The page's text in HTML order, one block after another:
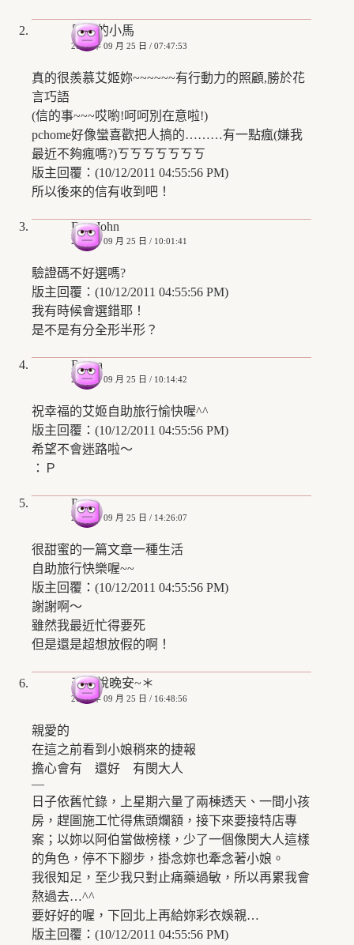
思考的小馬
2008 年 09 月 25 日 / 07:47:53
真的很羨慕艾姬妳~~~~~~有行動力的照顧,勝於花
言巧語
(信的事~~~哎喲!呵呵別在意啦!)
pchome好像蠻喜歡把人搞的………有一點瘋(嫌我
最近不夠瘋嗎?)ㄎㄎㄎㄎㄎㄎㄎ
版主回覆：(10/12/2011 04:55:56 PM)
所以後來的信有收到吧！
DearJohn
2008 年 09 月 25 日 / 10:01:41
驗證碼不好選嗎?
版主回覆：(10/12/2011 04:55:56 PM)
我有時候會選錯耶！
是不是有分全形半形？
Rosita
2008 年 09 月 25 日 / 10:14:42
祝幸福的艾姬自助旅行愉快喔^^
版主回覆：(10/12/2011 04:55:56 PM)
希望不會迷路啦～
：Ｐ
Page
2008 年 09 月 25 日 / 14:26:07
很甜蜜的一篇文章一種生活
自助旅行快樂喔~~
版主回覆：(10/12/2011 04:55:56 PM)
謝謝啊～
雖然我最近忙得要死
但是還是超想放假的啊！
天亮說晚安~＊
2008 年 09 月 25 日 / 16:48:56
親愛的
在這之前看到小娘稍來的捷報
擔心會有 還好 有閔大人
—
日子依舊忙錄，上星期六量了兩棟透天、一間小孩
房，趕圖施工忙得焦頭爛額，接下來要接特店專
案；以妳以阿伯當做榜樣，少了一個像閔大人這樣
的角色，停不下腳步，掛念妳也牽念著小娘。
我很知足，至少我只對止痛藥過敏，所以再累我會
熬過去…^^
要好好的喔，下回北上再給妳彩衣娛親…
版主回覆：(10/12/2011 04:55:56 PM)